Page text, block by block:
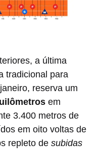
a última
tradicional para
reserva um
em
3.400 metros de
em oito voltas de
repleto de subidas